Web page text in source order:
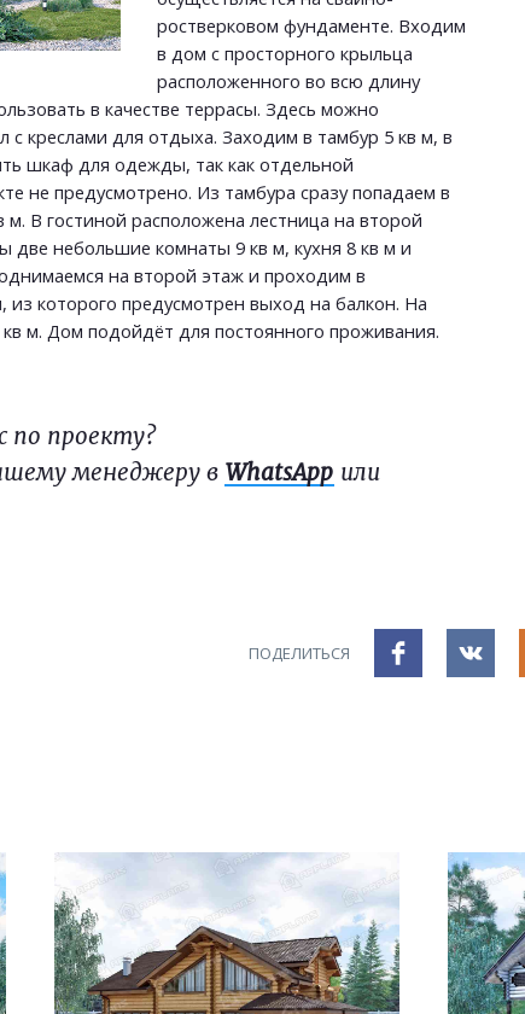
ростверковом фундаменте. Входим
в дом с просторного крыльца
расположенного во всю длину
в качестве террасы. Здесь можно
с креслами для отдыха. Заходим в тамбур 5 кв м, в
шкаф для одежды, так как отдельной
не предусмотрено. Из тамбура сразу попадаем в
В гостиной расположена лестница на второй
небольшие комнаты 9 кв м, кухня 8 кв м и
на второй этаж и проходим в
из которого предусмотрен выход на балкон. На
м. Дом подойдёт для постоянного проживания.
по проекту?
менеджеру в WhatsApp или
ПОДЕЛИТЬСЯ